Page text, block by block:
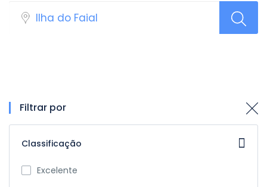
Filtrar por
Classificação
Excelente